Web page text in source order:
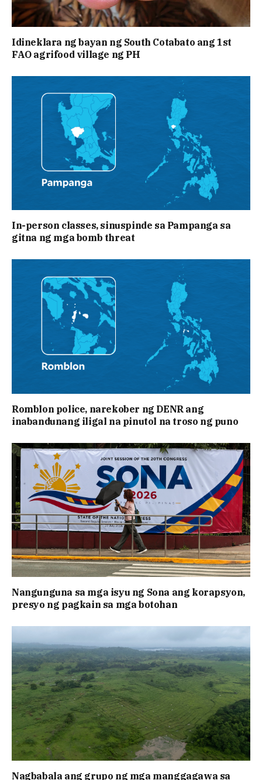
Idineklara ng bayan ng South Cotabato ang 1st
FAO agrifood village ng PH
In-person classes, sinuspinde sa Pampanga sa
gitna ng mga bomb threat
Romblon police, narekober ng DENR ang
inabandunang iligal na pinutol na troso ng puno
Nangunguna sa mga isyu ng Sona ang korapsyon,
presyo ng pagkain sa mga botohan
Nagbabala ang grupo ng mga manggagawa sa